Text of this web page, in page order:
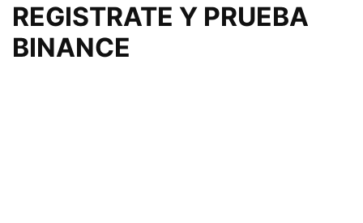
REGISTRATE Y PRUEBA
BINANCE